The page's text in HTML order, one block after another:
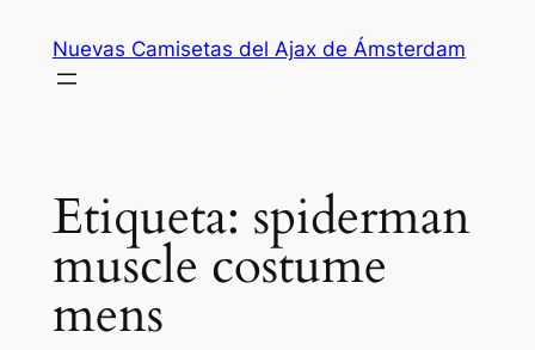
contenido
Nuevas Camisetas del Ajax de Ámsterdam
Etiqueta: spiderman
muscle costume
mens